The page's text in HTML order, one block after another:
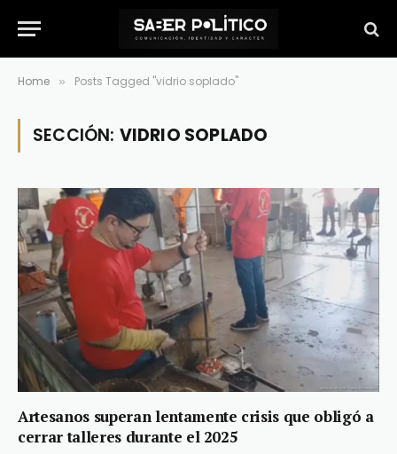
Home » Posts Tagged "vidrio soplado"
SECCIÓN: VIDRIO SOPLADO
Artesanos superan lentamente crisis que obligó a
cerrar talleres durante el 2025